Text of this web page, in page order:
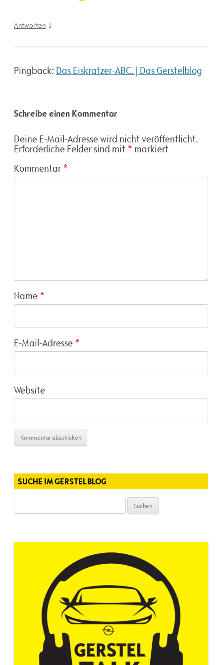
Antworten ↓
Pingback: Das Eiskratzer-ABC. | Das Gerstelblog
Schreibe einen Kommentar
Deine E-Mail-Adresse wird nicht veröffentlicht.
Erforderliche Felder sind mit * markiert
Kommentar *
Name *
E-Mail-Adresse *
Website
SUCHE IM GERSTELBLOG
nach: